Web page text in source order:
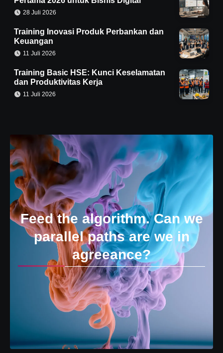
28 Juli 2026
Training Inovasi Produk Perbankan dan
Keuangan
11 Juli 2026
Training Basic HSE: Kunci Keselamatan
dan Produktivitas Kerja
11 Juli 2026
Feed the algorithm. Can we
parallel paths are we in
agreeance?